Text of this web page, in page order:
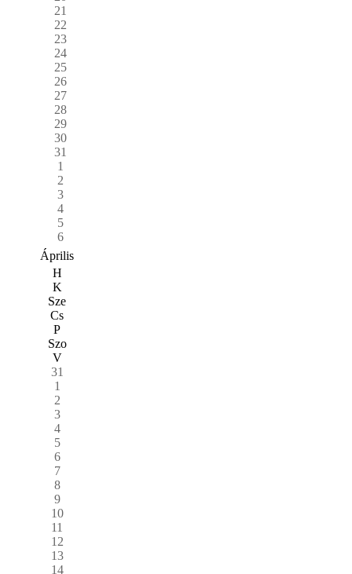
21
22
23
24
25
26
27
28
29
30
31
1
2
3
4
5
6
Április
H
K
Sze
Cs
P
Szo
V
31
1
2
3
4
5
6
7
8
9
10
11
12
13
14